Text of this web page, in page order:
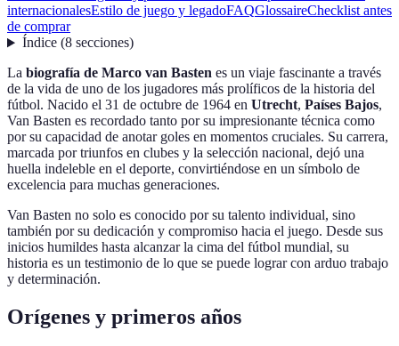
internacionalesEstilo de juego y legadoFAQGlossaireChecklist antes
de comprar
Índice(8 secciones)
La biografía de Marco van Basten es un viaje fascinante a través
de la vida de uno de los jugadores más prolíficos de la historia del
fútbol. Nacido el 31 de octubre de 1964 en Utrecht, Países Bajos,
Van Basten es recordado tanto por su impresionante técnica como
por su capacidad de anotar goles en momentos cruciales. Su carrera,
marcada por triunfos en clubes y la selección nacional, dejó una
huella indeleble en el deporte, convirtiéndose en un símbolo de
excelencia para muchas generaciones.
Van Basten no solo es conocido por su talento individual, sino
también por su dedicación y compromiso hacia el juego. Desde sus
inicios humildes hasta alcanzar la cima del fútbol mundial, su
historia es un testimonio de lo que se puede lograr con arduo trabajo
y determinación.
Orígenes y primeros años